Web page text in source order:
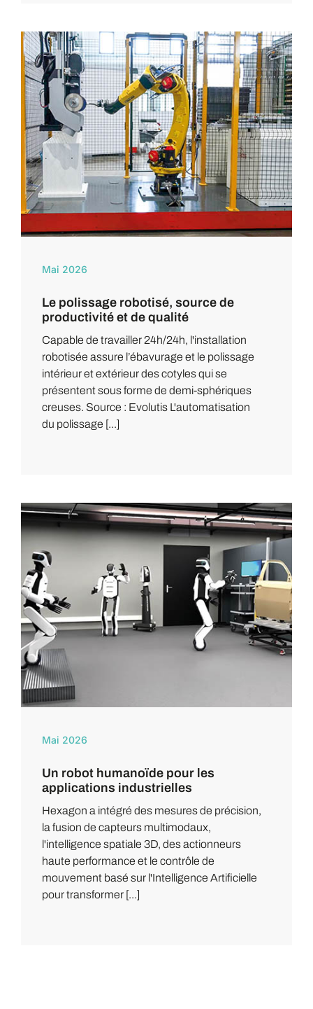
Mai 2026
Le polissage robotisé, source de
productivité et de qualité
Capable de travailler 24h/24h, l'installation
robotisée assure l’ébavurage et le polissage
intérieur et extérieur des cotyles qui se
présentent sous forme de demi-sphériques
creuses. Source : Evolutis L'automatisation
du polissage [...]
Mai 2026
Un robot humanoïde pour les
applications industrielles
Hexagon a intégré des mesures de précision,
la fusion de capteurs multimodaux,
l'intelligence spatiale 3D, des actionneurs
haute performance et le contrôle de
mouvement basé sur l'Intelligence Artificielle
pour transformer [...]